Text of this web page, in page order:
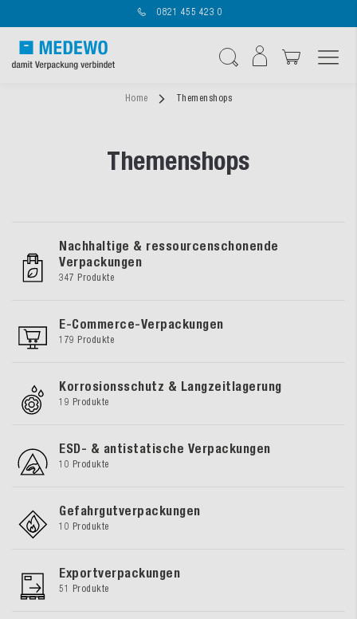
0821 455 423 0
Home Themenshops
Themenshops
Nachhaltige & ressourcenschonende
Verpackungen
347 Produkte
E-Commerce-Verpackungen
179 Produkte
Korrosionsschutz & Langzeitlagerung
19 Produkte
ESD- & antistatische Verpackungen
10 Produkte
Gefahrgutverpackungen
10 Produkte
Exportverpackungen
51 Produkte